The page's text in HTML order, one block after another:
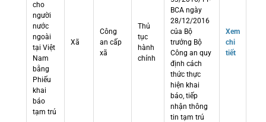
cho
người
nước
ngoài
tại Việt
Nam
bằng
Phiếu
khai
báo
tạm trú
Xã
Công
an cấp
xã
Thủ
tục
hành
chính
BCA ngày
28/12/2016
của Bộ
trưởng Bộ
Công an quy
định cách
thức thực
hiện khai
báo, tiếp
nhận thông
tin tạm trú
Xem
chi
tiết